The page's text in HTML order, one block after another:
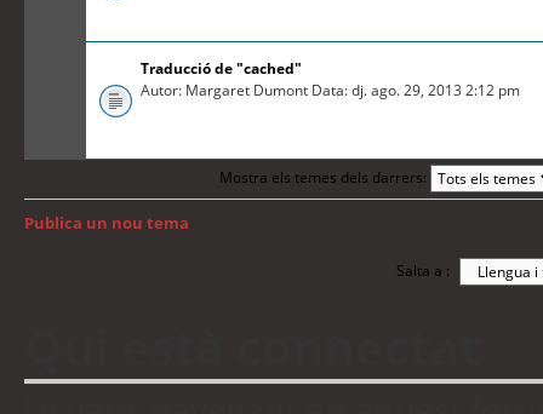
Traducció de "cached"
Autor: Margaret Dumont Data: dj. ago. 29, 2013 2:12 pm
Mostra els temes dels darrers:
Publica un nou tema
Salta a :